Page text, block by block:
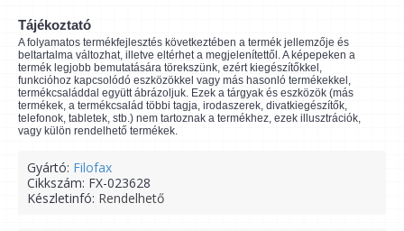
Tájékoztató
A folyamatos termékfejlesztés következtében a termék jellemzője és
beltartalma változhat, illetve eltérhet a megjelenítettől. A képepeken a
termék legjobb bemutatására törekszünk, ezért kiegészítőkkel,
funkcióhoz kapcsolódó eszközökkel vagy más hasonló termékekkel,
termékcsaláddal együtt ábrázoljuk. Ezek a tárgyak és eszközök (más
termékek, a termékcsalád többi tagja, irodaszerek, divatkiegészítők,
telefonok, tabletek, stb.) nem tartoznak a termékhez, ezek illusztrációk,
vagy külön rendelhető termékek.
Gyártó: Filofax
Cikkszám: FX-023628
Készletinfó: Rendelhető